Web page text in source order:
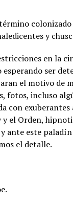
y
en la
ser
el motivo de
fotos, incluso
con exuberantes
el Orden,
ante este
el detalle.